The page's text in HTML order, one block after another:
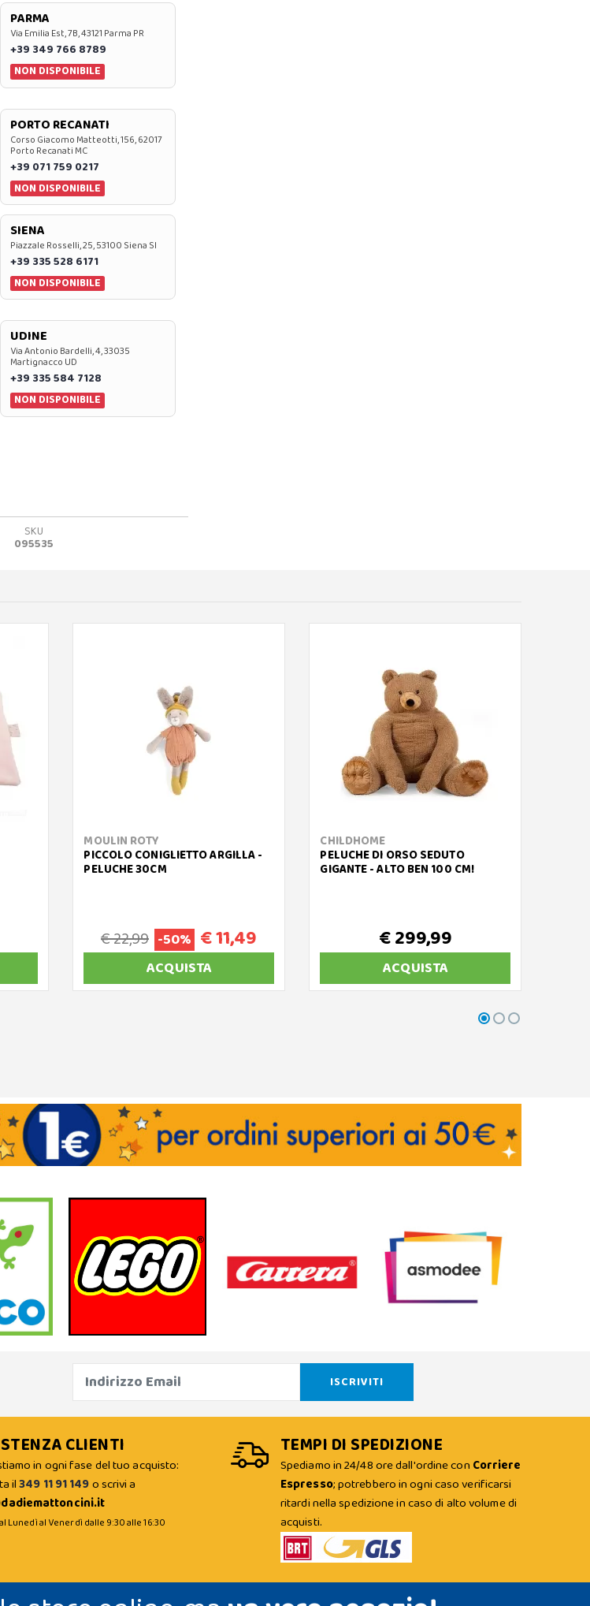
PARMA
Via Emilia Est, 7B, 43121 Parma PR
+39 349 766 8789
NON DISPONIBILE
PORTO RECANATI
Corso Giacomo Matteotti, 156, 62017
Porto Recanati MC
+39 071 759 0217
NON DISPONIBILE
SIENA
Piazzale Rosselli, 25, 53100 Siena SI
+39 335 528 6171
NON DISPONIBILE
UDINE
Via Antonio Bardelli, 4, 33035
Martignacco UD
+39 335 584 7128
NON DISPONIBILE
SKU
095535
MOULIN ROTY
PICCOLO CONIGLIETTO ARGILLA -
PELUCHE 30CM
€ 22,99 -50% € 11,49
ACQUISTA
CHILDHOME
PELUCHE DI ORSO SEDUTO
GIGANTE - ALTO BEN 100 CM!
€ 299,99
ACQUISTA
CLIENTI
in ogni fase del tuo acquisto:
il349 11 91 149o scrivi a
Lunedì al Venerdì dalle 9:30 alle 16:30
TEMPI DI SPEDIZIONE
Spediamo in 24/48 ore dall'ordine con Corriere
Espresso; potrebbero in ogni caso verificarsi
ritardi nella spedizione in caso di alto volume di
acquisti.